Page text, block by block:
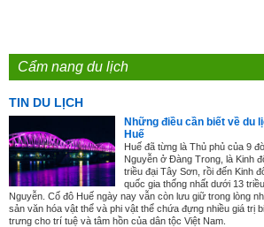
Cẩm nang du lịch
TIN DU LỊCH
Những điều cần biết về du
Huế
Huế đã từng là Thủ phủ của 9
Nguyễn ở Đàng Trong, là Kinh
triều đại Tây Sơn, rồi đến Kinh
quốc gia thống nhất dưới 13
Nguyễn. Cố đô Huế ngày nay vẫn còn lưu giữ trong lòng
sản văn hóa vật thể và phi vật thể chứa đựng nhiều giá trị
trưng cho trí tuệ và tâm hồn của dân tộc Việt Nam.